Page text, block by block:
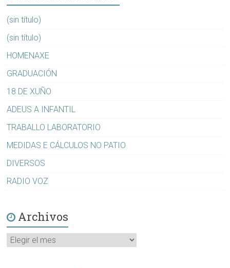
(sin título)
(sin título)
HOMENAXE
GRADUACIÓN
18 DE XUÑO
ADEUS A INFANTIL
TRABALLO LABORATORIO
MEDIDAS E CÁLCULOS NO PATIO
DIVERSOS
RADIO VOZ
Archivos
Archivos